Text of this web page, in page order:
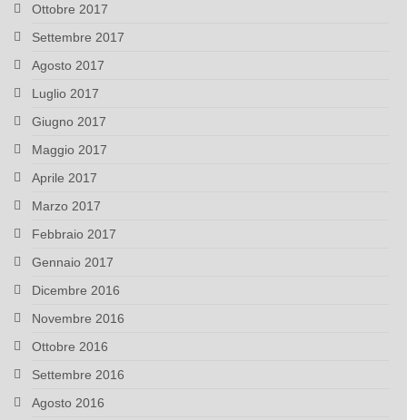
Ottobre 2017
Settembre 2017
Agosto 2017
Luglio 2017
Giugno 2017
Maggio 2017
Aprile 2017
Marzo 2017
Febbraio 2017
Gennaio 2017
Dicembre 2016
Novembre 2016
Ottobre 2016
Settembre 2016
Agosto 2016